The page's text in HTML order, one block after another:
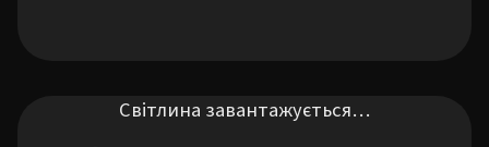
Світлина завантажується…